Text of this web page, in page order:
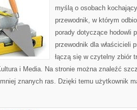
myślą o osobach
przewodnik, w którym
porady dotyczące hodowli
przewodnik dla właścicieli
łączą się w czytelny zbiór
i Media. Na stronie można znaleźć
znanych ras. Dzięki temu użytkownik